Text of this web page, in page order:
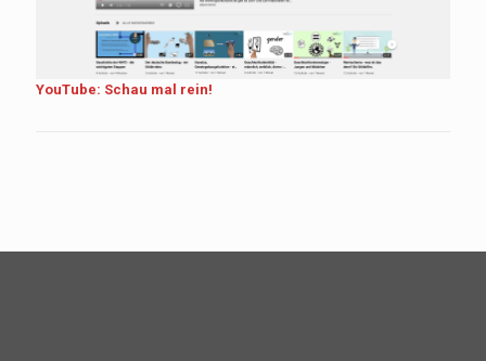
YouTube: Schau mal rein!